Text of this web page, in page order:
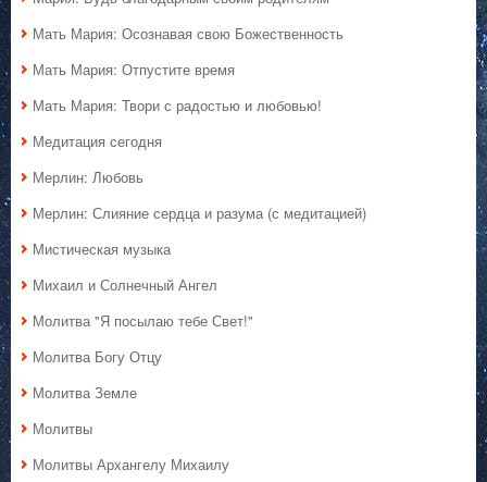
Мать Мария: Осознавая свою Божественность
Мать Мария: Отпустите время
Мать Мария: Твори с радостью и любовью!
Медитация сегодня
Мерлин: Любовь
Мерлин: Слияние сердца и разума (с медитацией)
Мистическая музыка
Михаил и Солнечный Ангел
Молитва "Я посылаю тебе Свет!"
Молитва Богу Отцу
Молитва Земле
Молитвы
Молитвы Архангелу Михаилу